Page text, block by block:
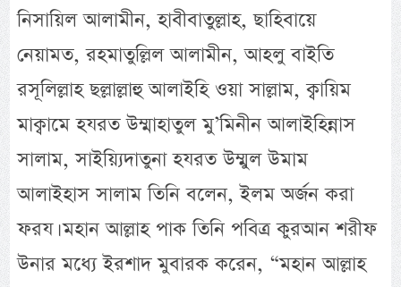
নিসায়িল আলামীন, হাবীবাতুল্লাহ, ছাহিবায়ে
নেয়ামত, রহমাতুল্লিল আলামীন, আহলু বাইতি
রসূলিল্লাহ ছল্লাল্লাহু আলাইহি ওয়া সাল্লাম, ক্বায়িম
মাক্বামে হযরত উম্মাহাতুল মু’মিনীন আলাইহিন্নাস
সালাম, সাইয়্যিদাতুনা হযরত উম্মুল উমাম
আলাইহাস সালাম তিনি বলেন, ইলম অর্জন করা
ফরয। মহান আল্লাহ পাক তিনি পবিত্র কুরআন শরীফ
উনার মধ্যে ইরশাদ মুবারক করেন, “মহান আল্লাহ